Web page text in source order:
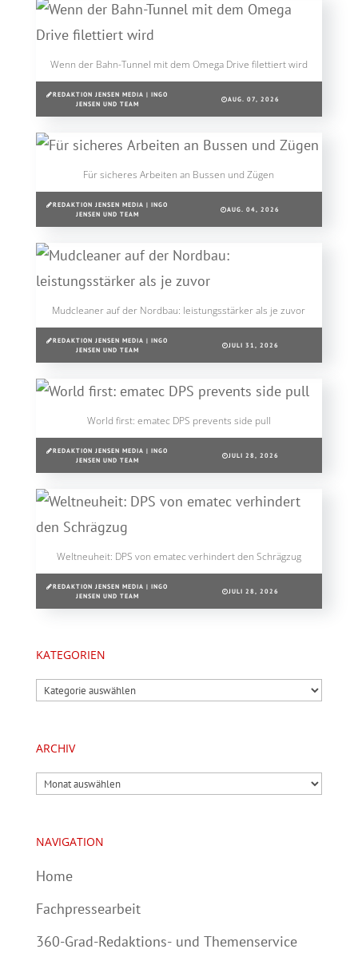
Wenn der Bahn-Tunnel mit dem Omega Drive filettiert wird
REDAKTION JENSEN MEDIA | INGO
JENSEN UND TEAM
AUG. 07, 2026
Für sicheres Arbeiten an Bussen und Zügen
REDAKTION JENSEN MEDIA | INGO
JENSEN UND TEAM
AUG. 04, 2026
Mudcleaner auf der Nordbau: leistungsstärker als je zuvor
REDAKTION JENSEN MEDIA | INGO
JENSEN UND TEAM
JULI 31, 2026
World first: ematec DPS prevents side pull
REDAKTION JENSEN MEDIA | INGO
JENSEN UND TEAM
JULI 28, 2026
Weltneuheit: DPS von ematec verhindert den Schrägzug
REDAKTION JENSEN MEDIA | INGO
JENSEN UND TEAM
JULI 28, 2026
KATEGORIEN
Kategorien
ARCHIV
Archiv
NAVIGATION
Home
Fachpressearbeit
360-Grad-Redaktions- und Themenservice